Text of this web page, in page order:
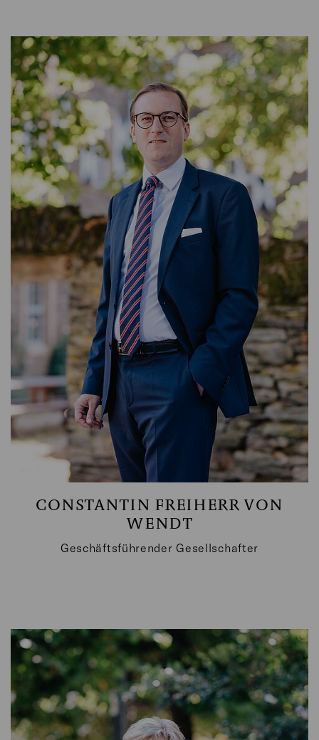
KONTAKTIEREN SIE MICH GERNE
T: + 49 (0) 6706 / 9444 - 58
E-MAIL SCHREIBEN
CONSTANTIN FREIHERR VON
WENDT
Geschäftsführender Gesellschafter